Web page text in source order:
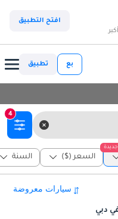
افتح التطبيق
بع تطبيق
4
جديدة
السعر ($) السنة